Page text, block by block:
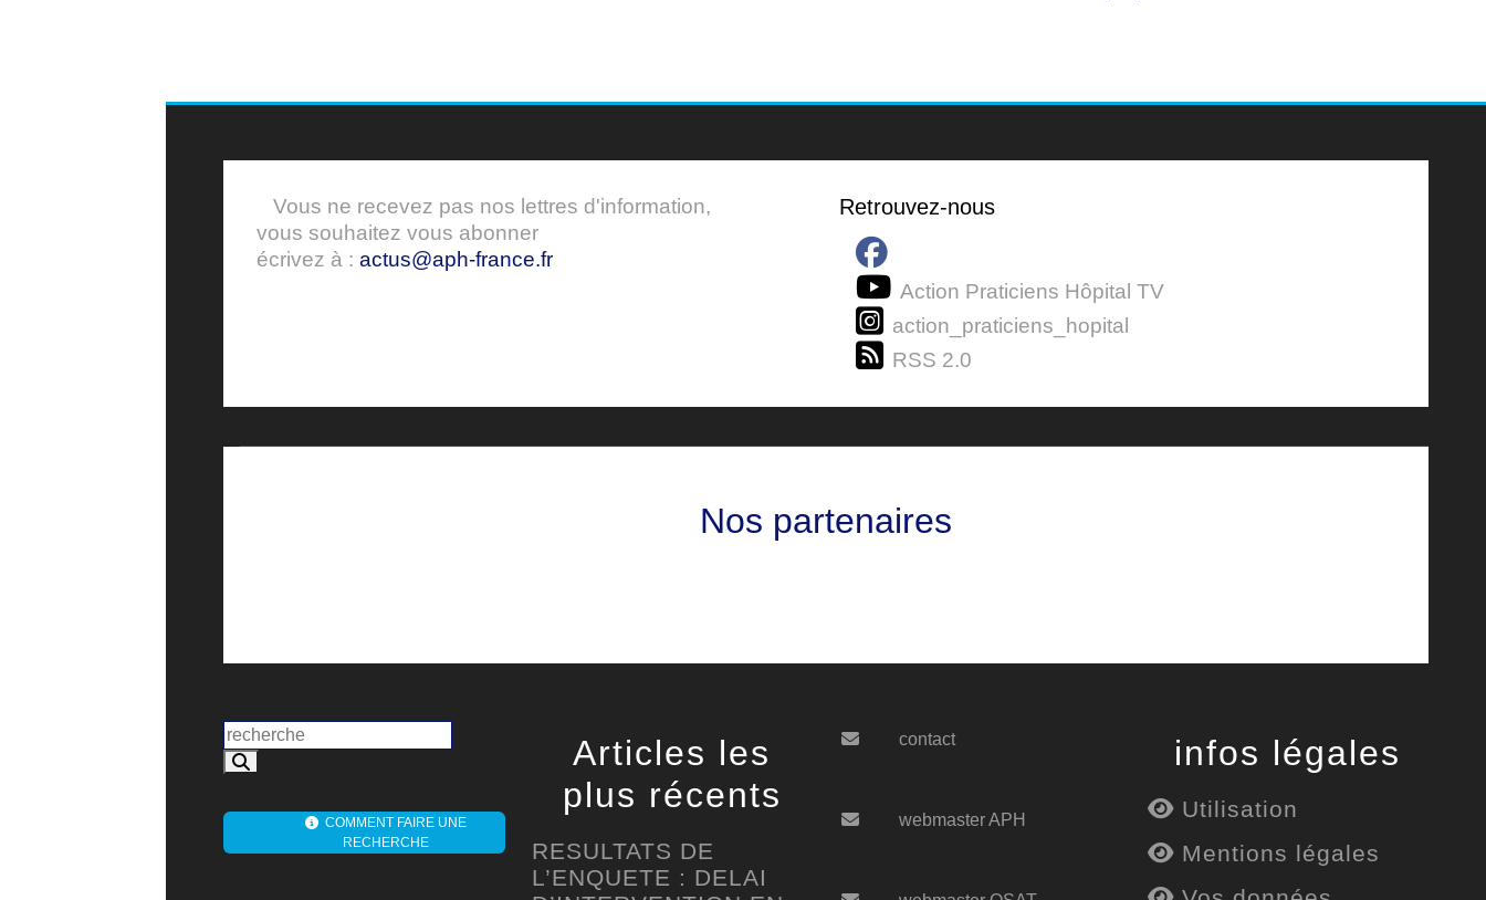
Vous ne recevez pas nos lettres d'information,
vous souhaitez vous abonner
écrivez à : actus@aph-france.fr
Retrouvez-nous
Action Praticiens Hôpital TV
action_praticiens_hopital
RSS 2.0
Nos partenaires
COMMENT FAIRE UNE
RECHERCHE
Articles les
plus récents
RESULTATS DE
L’ENQUETE : DELAI
contact
webmaster APH
infos légales
Utilisation
Mentions légales